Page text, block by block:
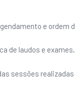
e ordem
de laudos e
sessões realizadas